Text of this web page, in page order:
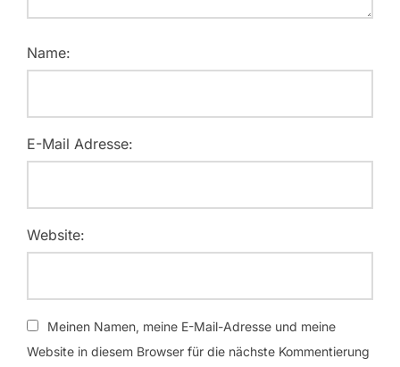
Name:
E-Mail Adresse:
Website:
Meinen Namen, meine E-Mail-Adresse und meine
Website in diesem Browser für die nächste Kommentierung